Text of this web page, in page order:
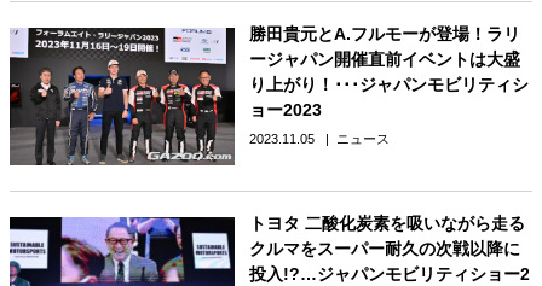
勝田貴元とA.フルモーが登場！ラリ
ージャパン開催直前イベントは大盛
り上がり！･･･ジャパンモビリティシ
ョー2023
2023.11.05 ニュース
トヨタ 二酸化炭素を吸いながら走る
クルマをスーパー耐久の次戦以降に
投入!?…ジャパンモビリティショー2